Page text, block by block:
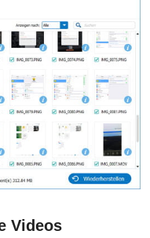
Videos